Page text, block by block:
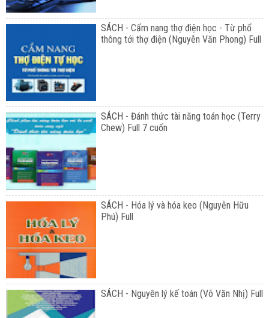
SÁCH - Cẩm nang thợ điện học - Từ phổ
thông tới thợ điện (Nguyễn Văn Phong) Full
SÁCH - Đánh thức tài năng toán học (Terry
Chew) Full 7 cuốn
SÁCH - Hóa lý và hóa keo (Nguyễn Hữu
Phú) Full
SÁCH - Nguyên lý kế toán (Võ Văn Nhị) Full